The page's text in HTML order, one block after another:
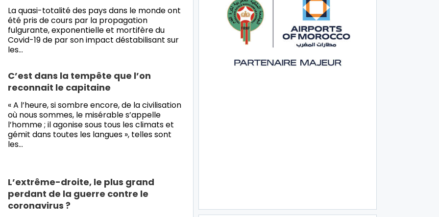
La quasi-totalité des pays dans le monde ont
été pris de cours par la propagation
fulgurante, exponentielle et mortifère du
Covid-19 de par son impact déstabilisant sur
les…
C’est dans la tempête que l’on
reconnait le capitaine
« A l’heure, si sombre encore, de la civilisation
où nous sommes, le misérable s’appelle
l’homme ; il agonise sous tous les climats et
gémit dans toutes les langues », telles sont
les…
L’extrême-droite, le plus grand
perdant de la guerre contre le
coronavirus ?